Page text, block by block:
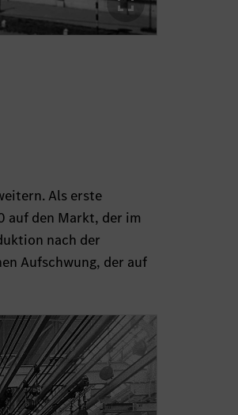
Als erste
auf den Markt, der im
nach der
Aufschwung, der auf